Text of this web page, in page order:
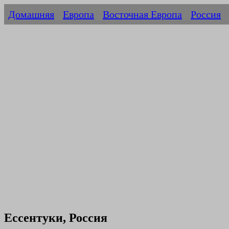
Домашняя Европа Восточная Европа Россия
Ессентуки, Россия